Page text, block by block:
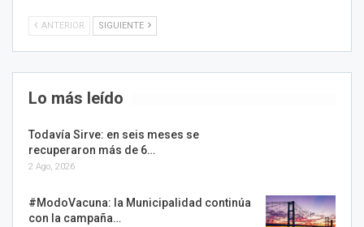
ANTERIOR SIGUIENTE
Lo más leído
Todavía Sirve: en seis meses se
recuperaron más de 6…
2 Ago, 2026
#ModoVacuna: la Municipalidad continúa
con la campaña…